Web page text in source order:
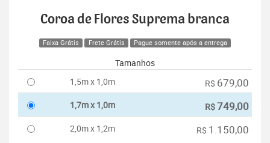
Coroa de Flores Suprema branca
Faixa Grátis Frete Grátis Pague somente após a entrega
Tamanhos
1,5m x 1,0m
R$ 679,00
1,7m x 1,0m R$749,00
2,0m x 1,2m R$ 1.150,00